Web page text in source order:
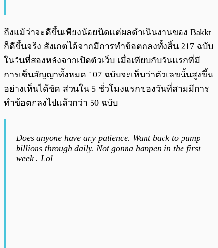
ถึงแม้ว่าจะดีขึ้นเพียงน้อยนิดแต่ผลดำเนินงานของ Bakkt
ก็ดีขึ้นจริง สังเกตได้จากมีการทำข้อตกลงทั้งสิ้น 217 ฉบับ
ในวันที่สองหลังจากเปิดตัวเว็บ เมื่อเทียบกับวันแรกที่มี
การเซ็นสัญญาทั้งหมด 107 ฉบับจะเห็นว่าตัวเลขนั้นสูงขึ้น
อย่างเห็นได้ชัด ส่วนใน 5 ชั่วโมงแรกของวันที่สามมีการ
ทำข้อตกลงไปแล้วกว่า 50 ฉบับ
Does anyone have any patience. Want back to pump
billions through daily. Not gonna happen in the first
week . Lol